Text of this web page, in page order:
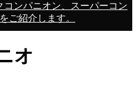
コンパニオン、スーパーコン
ご紹介します。
オ